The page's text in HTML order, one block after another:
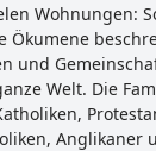
Wohnungen:
Ökumene
und
Welt. Die
Anglikaner